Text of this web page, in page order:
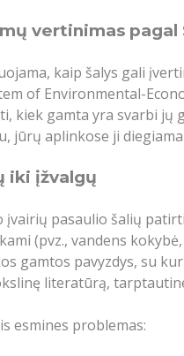
vertinimas pagal
kaip šalys gali
of Environmental-
kiek gamta yra svarbi jų
jūrų aplinkose ji
iki įžvalgų
įvairių pasaulio šalių
(pvz., vandens
gamtos pavyzdys, su
literatūrą,
esmines problemas: